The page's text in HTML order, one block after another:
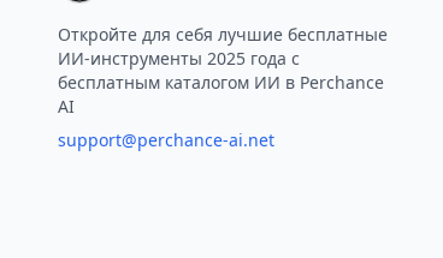
Откройте для себя лучшие бесплатные
ИИ-инструменты 2025 года с
бесплатным каталогом ИИ в Perchance
AI
support@perchance-ai.net